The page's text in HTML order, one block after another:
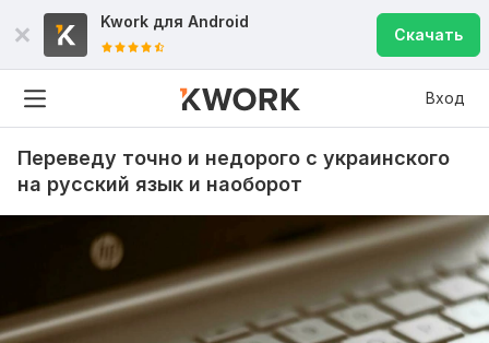
Kwork для Android
Скачать
Вход
Переведу точно и недорого с украинского
на русский язык и наоборот